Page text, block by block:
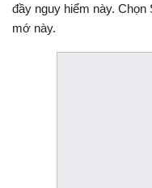
đầy nguy hiểm này.
mớ này.